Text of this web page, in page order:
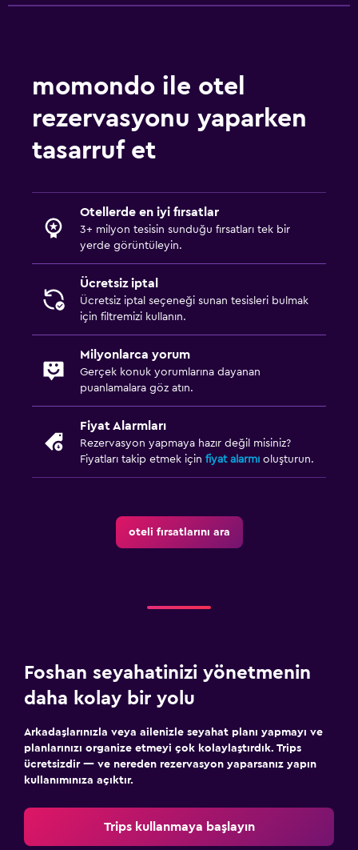
momondo ile otel
rezervasyonu yaparken
tasarruf et
Otellerde en iyi fırsatlar
3+ milyon tesisin sunduğu fırsatları tek bir
yerde görüntüleyin.
Ücretsiz iptal
Ücretsiz iptal seçeneği sunan tesisleri bulmak
için filtremizi kullanın.
Milyonlarca yorum
Gerçek konuk yorumlarına dayanan
puanlamalara göz atın.
Fiyat Alarmları
Rezervasyon yapmaya hazır değil misiniz?
Fiyatları takip etmek için fiyat alarmı oluşturun.
oteli fırsatlarını ara
Foshan seyahatinizi yönetmenin
daha kolay bir yolu
Arkadaşlarınızla veya ailenizle seyahat planı yapmayı ve
planlarınızı organize etmeyi çok kolaylaştırdık. Trips
ücretsizdir — ve nereden rezervasyon yaparsanız yapın
kullanımınıza açıktır.
Trips kullanmaya başlayın